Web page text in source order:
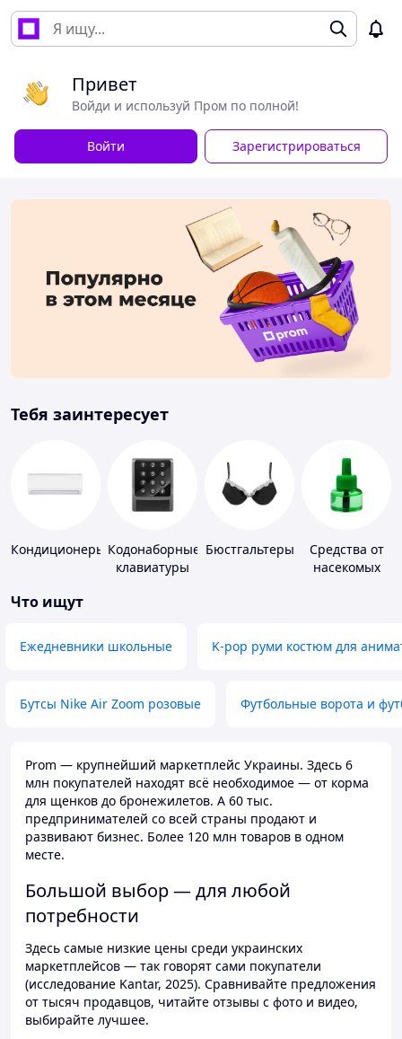
Привет
Войди и используй Пром по полной!
Войти Зарегистрироваться
Тебя заинтересует
Кондиционеры Кодонаборные
клавиатуры
Бюстгальтеры
Средства от
насекомых
Что ищут
Ежедневники школьные K-pop руми костюм для
Бутсы Nike Air Zoom розовые Футбольные ворота и
Prom — крупнейший маркетплейс Украины. Здесь 6
млн покупателей находят всё необходимое — от корма
для щенков до бронежилетов. А 60 тыс.
предпринимателей со всей страны продают и
развивают бизнес. Более 120 млн товаров в одном
месте.
Большой выбор — для любой
потребности
Здесь самые низкие цены среди украинских
маркетплейсов — так говорят сами покупатели
(исследование Kantar, 2025). Сравнивайте предложения
от тысяч продавцов, читайте отзывы с фото и видео,
выбирайте лучшее.